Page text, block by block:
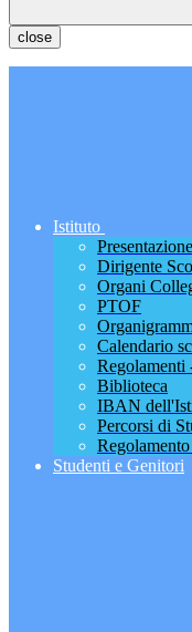
close
Istituto
Dirigente
Organi
PTOF
Calendario
Regolamenti
Biblioteca
IBAN
Percorsi di
Studenti e Genitori